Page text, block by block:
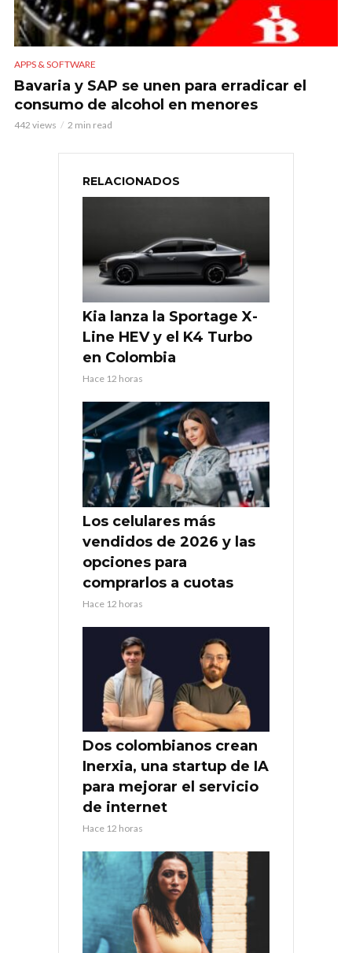
APPS & SOFTWARE
Bavaria y SAP se unen para erradicar el
consumo de alcohol en menores
442 views 2 min read
RELACIONADOS
Kia lanza la Sportage X-
Line HEV y el K4 Turbo
en Colombia
Hace 12 horas
Los celulares más
vendidos de 2026 y las
opciones para
comprarlos a cuotas
Hace 12 horas
Dos colombianos crean
Inerxia, una startup de IA
para mejorar el servicio
de internet
Hace 12 horas